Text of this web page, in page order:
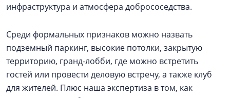
инфраструктура и атмосфера добрососедства.
Среди формальных признаков можно назвать
подземный паркинг, высокие потолки, закрытую
территорию, гранд-лобби, где можно встретить
гостей или провести деловую встречу, а также клуб
для жителей. Плюс наша экспертиза в том, как